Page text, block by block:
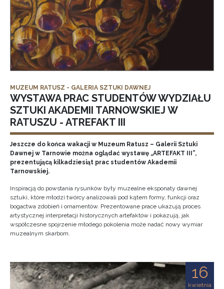
MUZEUM RATUSZ - GALERIA SZTUKI DAWNEJ
WYSTAWA PRAC STUDENTÓW WYDZIAŁU
SZTUKI AKADEMII TARNOWSKIEJ W
RATUSZU - ATREFAKT III
Jeszcze do końca wakacji w Muzeum Ratusz – Galerii Sztuki
Dawnej w Tarnowie można oglądać wystawę „ARTEFAKT III”,
prezentującą kilkadziesiąt prac studentów Akademii
Tarnowskiej.
Inspiracją do powstania rysunków były muzealne eksponaty dawnej
sztuki, które młodzi twórcy analizowali pod kątem formy, funkcji oraz
bogactwa zdobień i ornamentów. Prezentowane prace ukazują proces
artystycznej interpretacji historycznych artefaktów i pokazują, jak
współczesne spojrzenie młodego pokolenia może nadać nowy wymiar
muzealnym skarbom.
16
kwietnia